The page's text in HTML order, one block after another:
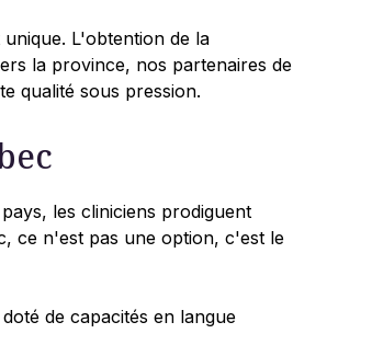
L'obtention de la
la province, nos partenaires de
qualité sous pression.
les cliniciens prodiguent
ce n'est pas une option, c'est le
de capacités en langue